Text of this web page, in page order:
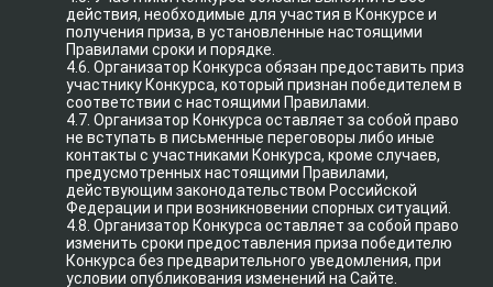
действия, необходимые для участия в Конкурсе и
получения приза, в установленные настоящими
Правилами сроки и порядке.
4.6. Организатор Конкурса обязан предоставить приз
участнику Конкурса, который признан победителем в
соответствии с настоящими Правилами.
4.7. Организатор Конкурса оставляет за собой право
не вступать в письменные переговоры либо иные
контакты с участниками Конкурса, кроме случаев,
предусмотренных настоящими Правилами,
действующим законодательством Российской
Федерации и при возникновении спорных ситуаций.
4.8. Организатор Конкурса оставляет за собой право
изменить сроки предоставления приза победителю
Конкурса без предварительного уведомления, при
условии опубликования изменений на Сайте.